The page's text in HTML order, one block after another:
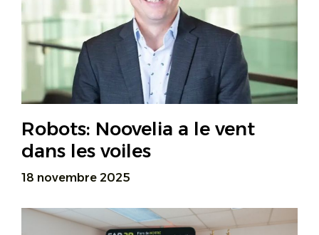
Robots: Noovelia a le vent
dans les voiles
18 novembre 2025